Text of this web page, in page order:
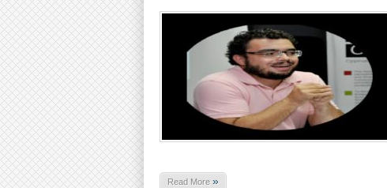
Read More »